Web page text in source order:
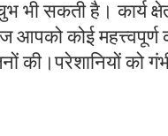
भी सकती है। कार्य
कोई महत्त्वपूर्ण
की।परेशानियों को